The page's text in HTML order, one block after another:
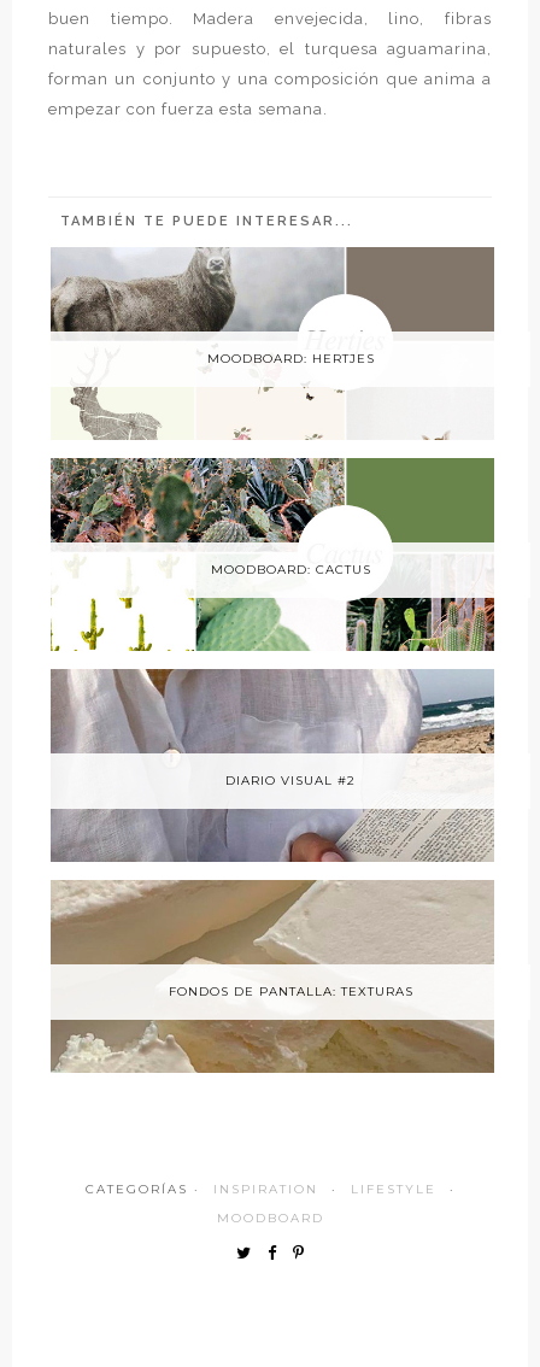
buen tiempo. Madera envejecida, lino, fibras
naturales y por supuesto, el turquesa aguamarina,
forman un conjunto y una composición que anima a
empezar con fuerza esta semana.
TAMBIÉN TE PUEDE INTERESAR...
MOODBOARD: HERTJES
MOODBOARD: CACTUS
DIARIO VISUAL #2
FONDOS DE PANTALLA: TEXTURAS
CATEGORÍAS · INSPIRATION · LIFESTYLE
·
MOODBOARD